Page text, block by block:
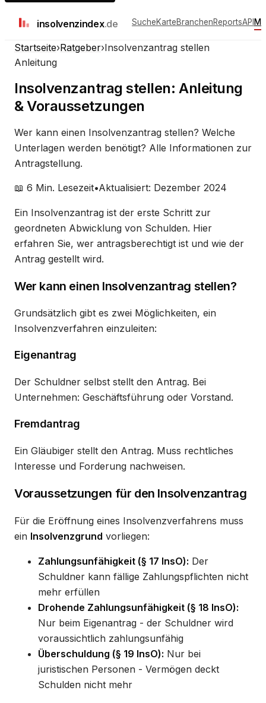
insolvenzindex.de SucheKarteBranchenReportsAPI
Startseite›Ratgeber›Insolvenzantrag stellen
Anleitung
Insolvenzantrag stellen: Anleitung
& Voraussetzungen
Wer kann einen Insolvenzantrag stellen? Welche
Unterlagen werden benötigt? Alle Informationen zur
Antragstellung.
📖 6 Min. Lesezeit•Aktualisiert: Dezember 2024
Ein Insolvenzantrag ist der erste Schritt zur
geordneten Abwicklung von Schulden. Hier
erfahren Sie, wer antragsberechtigt ist und wie der
Antrag gestellt wird.
Wer kann einen Insolvenzantrag stellen?
Grundsätzlich gibt es zwei Möglichkeiten, ein
Insolvenzverfahren einzuleiten:
Eigenantrag
Der Schuldner selbst stellt den Antrag. Bei
Unternehmen: Geschäftsführung oder Vorstand.
Fremdantrag
Ein Gläubiger stellt den Antrag. Muss rechtliches
Interesse und Forderung nachweisen.
Voraussetzungen für den Insolvenzantrag
Für die Eröffnung eines Insolvenzverfahrens muss
ein Insolvenzgrund vorliegen:
Zahlungsunfähigkeit (§ 17 InsO): Der
Schuldner kann fällige Zahlungspflichten nicht
mehr erfüllen
Drohende Zahlungsunfähigkeit (§ 18 InsO):
Nur beim Eigenantrag - der Schuldner wird
voraussichtlich zahlungsunfähig
Überschuldung (§ 19 InsO): Nur bei
juristischen Personen - Vermögen deckt
Schulden nicht mehr